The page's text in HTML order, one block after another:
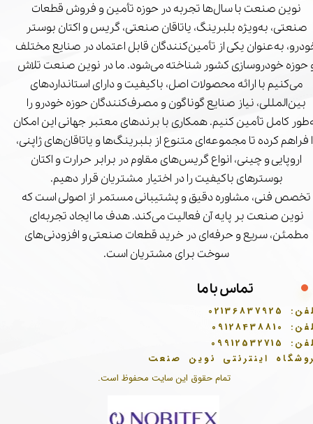
تمام حقوق این سایت محفوظ است.
نوین صنعت با سال‌ها تجربه در حوزه تأمین و فروش قطعات
صنعتی، به‌ویژه بلبرینگ، یاتاقان صنعتی، گریس و اکتان بوستر
به‌عنوان یکی از تأمین‌کنندگان قابل اعتماد در صنایع مختلف
حوزه خودروسازی کشور شناخته می‌شود. ما در نوین صنعت تلاش
می‌کنیم با ارائه محصولات اصل، باکیفیت و دارای استانداردهای
بین‌المللی، نیاز صنایع گوناگون و مصرف‌کنندگان حوزه خودرو را
کامل تأمین کنیم. همکاری با برندهای معتبر جهانی این امکان
فراهم کرده تا مجموعه‌ای متنوع از بلبرینگ‌ها و یاتاقان‌های ژاپنی،
اروپایی و چینی، انواع گریس‌های مقاوم در برابر حرارت و اکتان
بوسترهای باکیفیت را در اختیار مشتریان قرار دهیم.
تخصص فنی، مشاوره دقیق و پشتیبانی مستمر از اصولی است که
نوین صنعت بر پایه آن فعالیت می‌کند. هدف ما ایجاد تجربه‌ای
مطمئن، سریع و حرفه‌ای در خرید قطعات صنعتی و افزودنی‌های
سوخت برای مشتریان است.
تماس با ما
02136837925
09128438810
09912532715
اینترنتی نوین صنعت